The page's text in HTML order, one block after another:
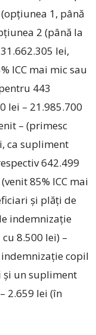
1, până
2 (până la
lei,
ICC mai mic sau
443
lei – 21.985.700
– (primesc
ca supliment
642.499
85% ICC mai
și plăți de
indemnizație
8.500 lei) –
copil
și un supliment
2.659 lei (în